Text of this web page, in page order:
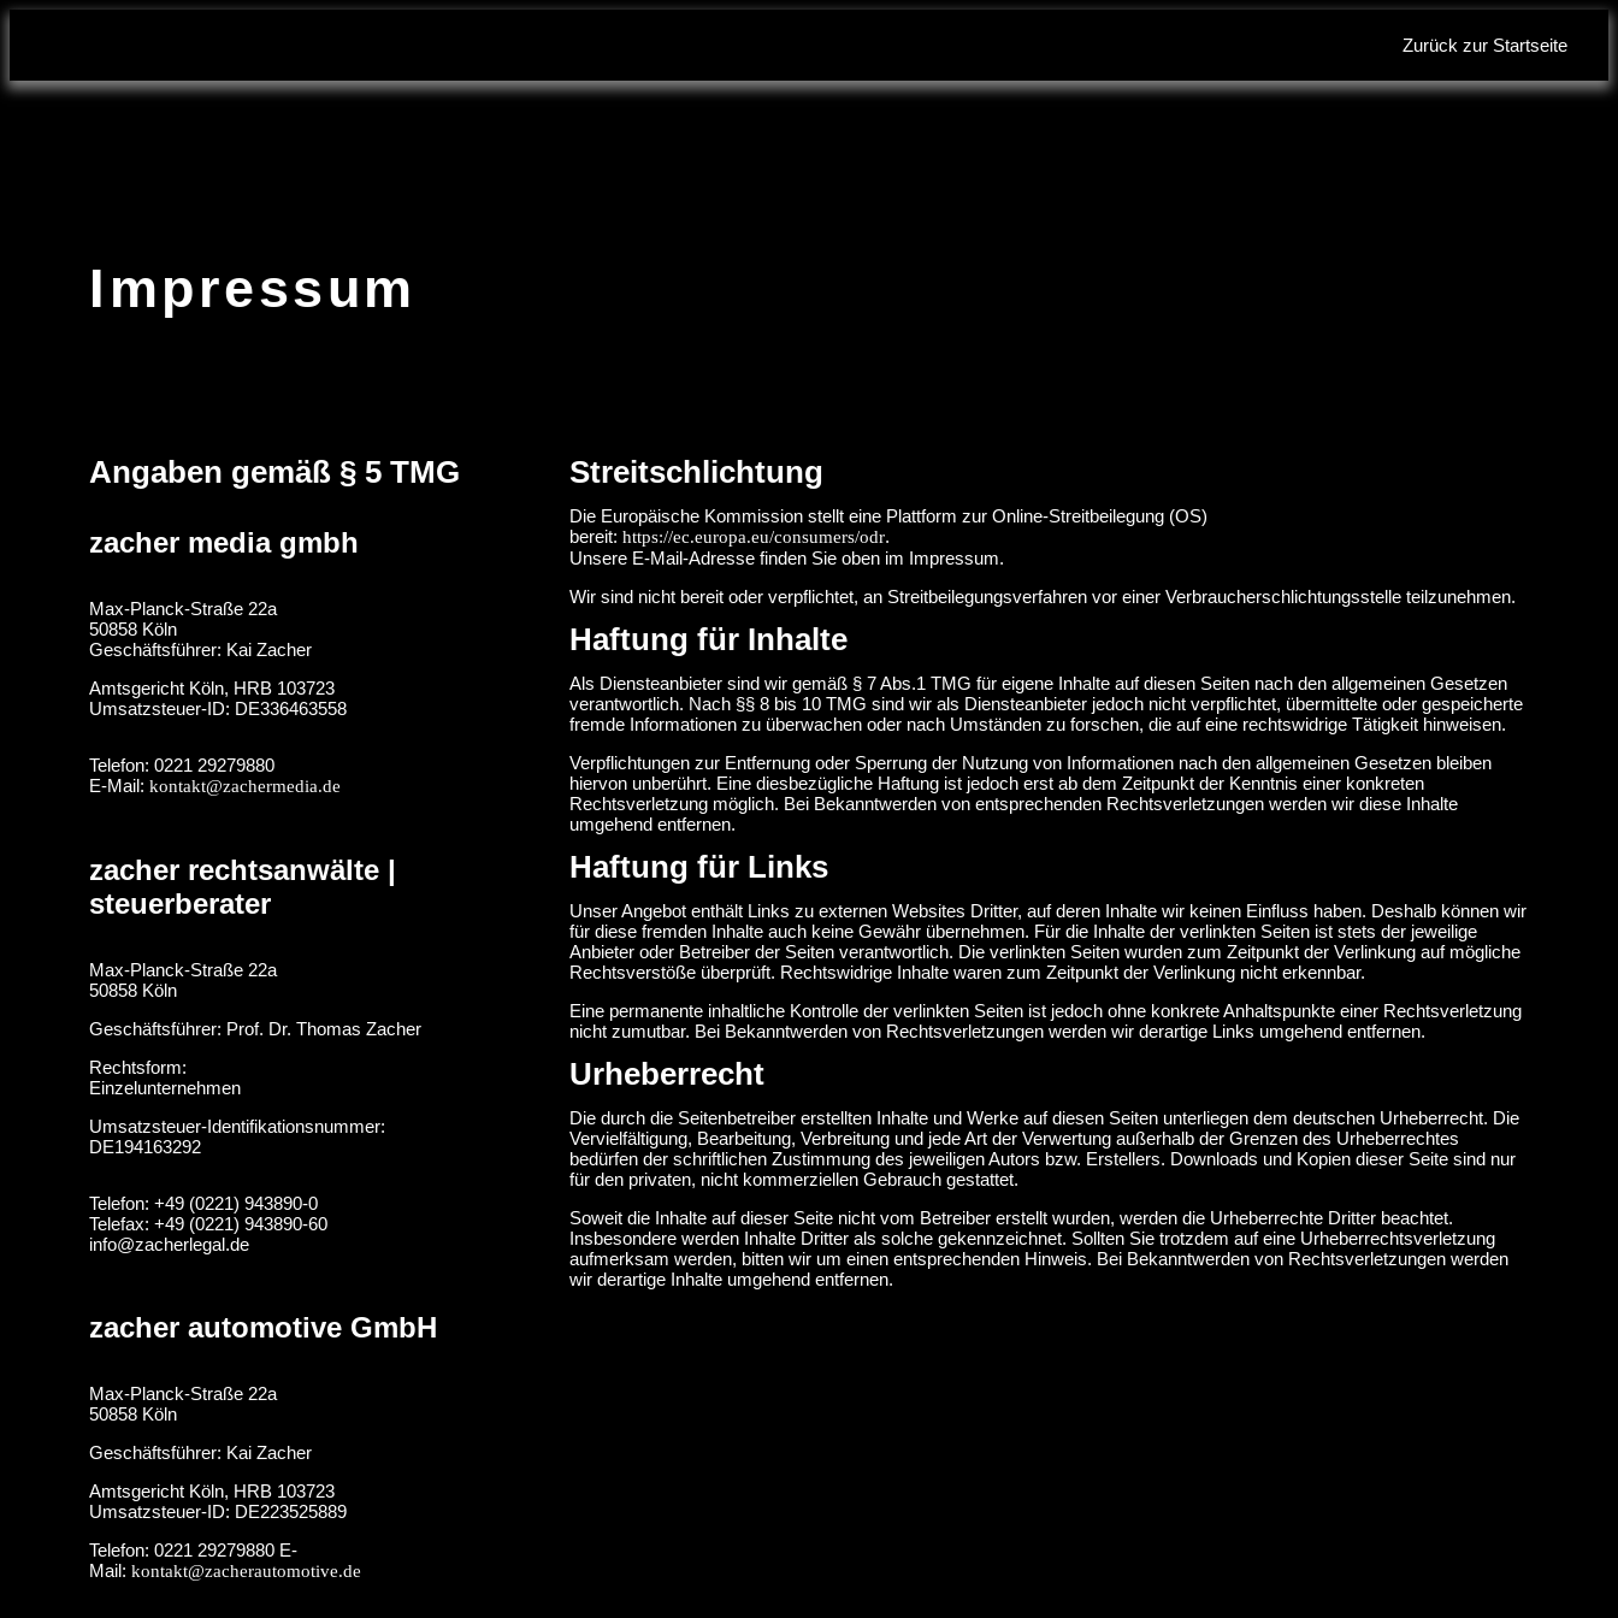
Zurück zur Startseite
Impressum
Angaben gemäß § 5 TMG
zacher media gmbh
Max-Planck-Straße 22a
50858 Köln
Geschäftsführer: Kai Zacher
Amtsgericht Köln, HRB 103723
Umsatzsteuer-ID: DE336463558
Telefon: 0221 29279880
E-Mail:kontakt@zachermedia.de
zacher rechtsanwälte |
steuerberater
Max-Planck-Straße 22a
50858 Köln
Geschäftsführer: Prof. Dr. Thomas Zacher
Rechtsform:
Einzelunternehmen
Umsatzsteuer-Identifikationsnummer:
DE194163292
Telefon: +49 (0221) 943890-0
Telefax: +49 (0221) 943890-60
info@zacherlegal.de
zacher automotive GmbH
Max-Planck-Straße 22a
50858 Köln
Geschäftsführer: Kai Zacher
Amtsgericht Köln, HRB 103723
Umsatzsteuer-ID: DE223525889
Telefon: 0221 29279880 E-
Mail:kontakt@zacherautomotive.de
Streitschlichtung
Die Europäische Kommission stellt eine Plattform zur Online-Streitbeilegung (OS)
bereit: https://ec.europa.eu/consumers/odr.
Unsere E-Mail-Adresse finden Sie oben im Impressum.
Wir sind nicht bereit oder verpflichtet, an Streitbeilegungsverfahren vor einer Verbraucherschlichtungsstelle teilzunehmen.
Haftung für Inhalte
Als Diensteanbieter sind wir gemäß § 7 Abs.1 TMG für eigene Inhalte auf diesen Seiten nach den allgemeinen Gesetzen
verantwortlich. Nach §§ 8 bis 10 TMG sind wir als Diensteanbieter jedoch nicht verpflichtet, übermittelte oder gespeicherte
fremde Informationen zu überwachen oder nach Umständen zu forschen, die auf eine rechtswidrige Tätigkeit hinweisen.
Verpflichtungen zur Entfernung oder Sperrung der Nutzung von Informationen nach den allgemeinen Gesetzen bleiben
hiervon unberührt. Eine diesbezügliche Haftung ist jedoch erst ab dem Zeitpunkt der Kenntnis einer konkreten
Rechtsverletzung möglich. Bei Bekanntwerden von entsprechenden Rechtsverletzungen werden wir diese Inhalte
umgehend entfernen.
Haftung für Links
Unser Angebot enthält Links zu externen Websites Dritter, auf deren Inhalte wir keinen Einfluss haben. Deshalb können wir
für diese fremden Inhalte auch keine Gewähr übernehmen. Für die Inhalte der verlinkten Seiten ist stets der jeweilige
Anbieter oder Betreiber der Seiten verantwortlich. Die verlinkten Seiten wurden zum Zeitpunkt der Verlinkung auf mögliche
Rechtsverstöße überprüft. Rechtswidrige Inhalte waren zum Zeitpunkt der Verlinkung nicht erkennbar.
Eine permanente inhaltliche Kontrolle der verlinkten Seiten ist jedoch ohne konkrete Anhaltspunkte einer Rechtsverletzung
nicht zumutbar. Bei Bekanntwerden von Rechtsverletzungen werden wir derartige Links umgehend entfernen.
Urheberrecht
Die durch die Seitenbetreiber erstellten Inhalte und Werke auf diesen Seiten unterliegen dem deutschen Urheberrecht. Die
Vervielfältigung, Bearbeitung, Verbreitung und jede Art der Verwertung außerhalb der Grenzen des Urheberrechtes
bedürfen der schriftlichen Zustimmung des jeweiligen Autors bzw. Erstellers. Downloads und Kopien dieser Seite sind nur
für den privaten, nicht kommerziellen Gebrauch gestattet.
Soweit die Inhalte auf dieser Seite nicht vom Betreiber erstellt wurden, werden die Urheberrechte Dritter beachtet.
Insbesondere werden Inhalte Dritter als solche gekennzeichnet. Sollten Sie trotzdem auf eine Urheberrechtsverletzung
aufmerksam werden, bitten wir um einen entsprechenden Hinweis. Bei Bekanntwerden von Rechtsverletzungen werden
wir derartige Inhalte umgehend entfernen.